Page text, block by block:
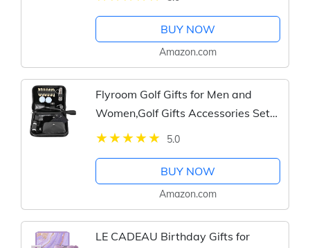
Golf Ball Shoe...BUY NOW
Amazon.com
Flyroom Golf Gifts for Men and
Women,Golf Gifts Accessories Set
Including Luxury Leather Case, Golf
Golf Towel,Golf Tees,...
5.0
BUY NOW
Amazon.com
LE CADEAU Birthday Gifts for